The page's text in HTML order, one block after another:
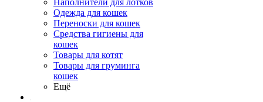
Наполнители для лотков
Одежда для кошек
Переноски для кошек
Средства гигиены для
кошек
Товары для котят
Товары для груминга
кошек
Ещё